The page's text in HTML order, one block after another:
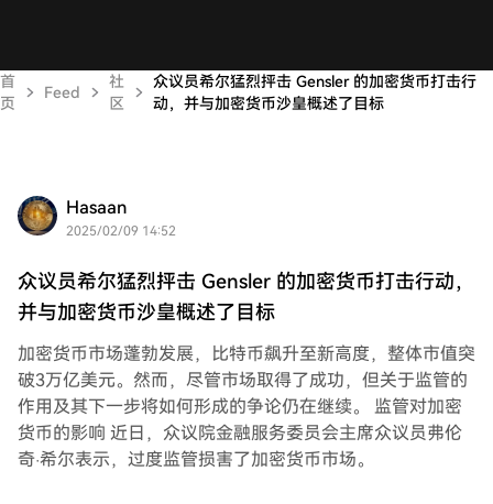
首
页
Feed
社
区
众议员希尔猛烈抨击 Gensler 的加密货币打击行
动，并与加密货币沙皇概述了目标
Hasaan
2025/02/09 14:52
众议员希尔猛烈抨击 Gensler 的加密货币打击行动，
并与加密货币沙皇概述了目标
加密货币市场蓬勃发展，比特币飙升至新高度，整体市值突
破3万亿美元。然而，尽管市场取得了成功，但关于监管的
作用及其下一步将如何形成的争论仍在继续。 监管对加密
货币的影响 近日，众议院金融服务委员会主席众议员弗伦
奇·希尔表示，过度监管损害了加密货币市场。